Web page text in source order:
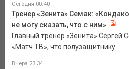
Сегодня 00:40
Тренер «Зенита» Семак:
не могу сказать, что с ним»
Главный тренер «Зенита» Сергей
«Матч ТВ», что полузащитнику ...
Вчера 23:34